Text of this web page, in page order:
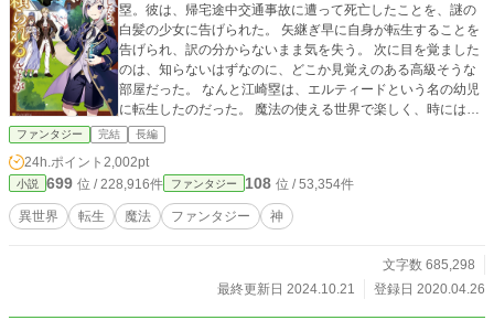
塁。彼は、帰宅途中交通事故に遭って死亡したことを、謎の
白髪の少女に告げられた。 矢継ぎ早に自身が転生することを
告げられ、訳の分からないまま気を失う。 次に目を覚ました
のは、知らないはずなのに、どこか見覚えのある高級そうな
部屋だった。 なんと江崎塁は、エルティードという名の幼児
に転生したのだった。 魔法の使える世界で楽しく、時にはト
ラブルに巻き込まりして過ごす中、いつしかエルティードは
頼られるようになっていく。
ファンタジー 完結 長編
24h.ポイント 2,002pt
小説 699 位 / 228,916件 ファンタジー 108 位 / 53,354件
異世界 転生 魔法 ファンタジー 神
文字数 685,298
最終更新日 2024.10.21
登録日 2020.04.26